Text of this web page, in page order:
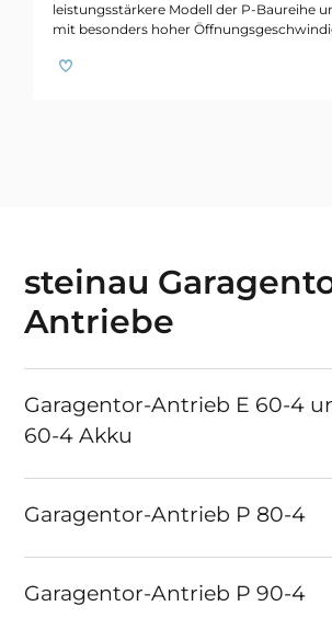
leistungsstärkere Modell der P-Baureihe
mit besonders hoher
steinau
Antriebe
Garagentor-Antrieb E 60-4
60-4 Akku
Garagentor-Antrieb P 80-4
Garagentor-Antrieb P 90-4